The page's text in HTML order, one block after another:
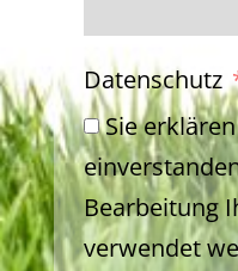
Datenschutz
Sie
Bearbeitung
verwendet